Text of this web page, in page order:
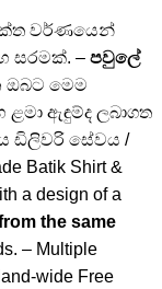
වර්ණයෙන්
සරමක්. – පවුලේ
ඔබට මෙම
ඇඳුම්ද ලබාගත
ඩිලිවරි සේවය /
Batik Shirt &
a design of a
the same
– Multiple
wide Free